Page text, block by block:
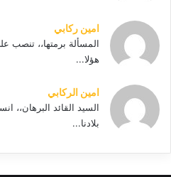
امين ركابي
المسألة برمتها،، تنصب
هؤلا...
امين الركابي
السيد القائد البرهان،،
بلادنا...